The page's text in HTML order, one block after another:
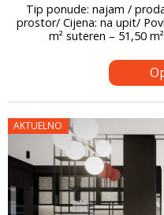
Tip ponude: najam /
prostor/ Cijena: na upit/
m² suteren – 51,50
AKTUELNO